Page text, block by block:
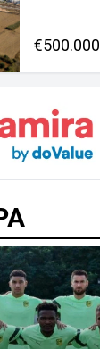
€500.000